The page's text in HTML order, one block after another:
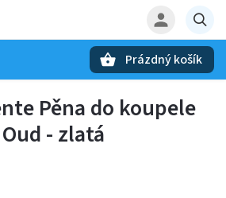
Prázdný košík
Pěna do koupele
- zlatá